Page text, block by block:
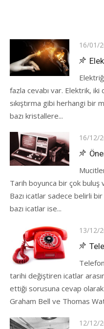
Posted
on
16/01/
fazla cevabı var. Elektrik,
sıkıştırma gibi herhangi bir
bazı kristallere...
Posted
on
16/12/
Tarih boyunca bir çok buluş
Bazı icatlar sadece belirli bir
bazı icatlar ise...
Posted
on
13/12/
tarihi değiştiren icatlar
ettiği sorusuna cevap
Graham Bell ve Thomas
Posted
12/12/